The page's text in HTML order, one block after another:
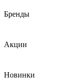
Бренды
Акции
Новинки